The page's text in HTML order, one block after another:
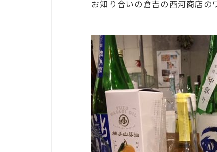
お知り合いの倉吉の西河商店の